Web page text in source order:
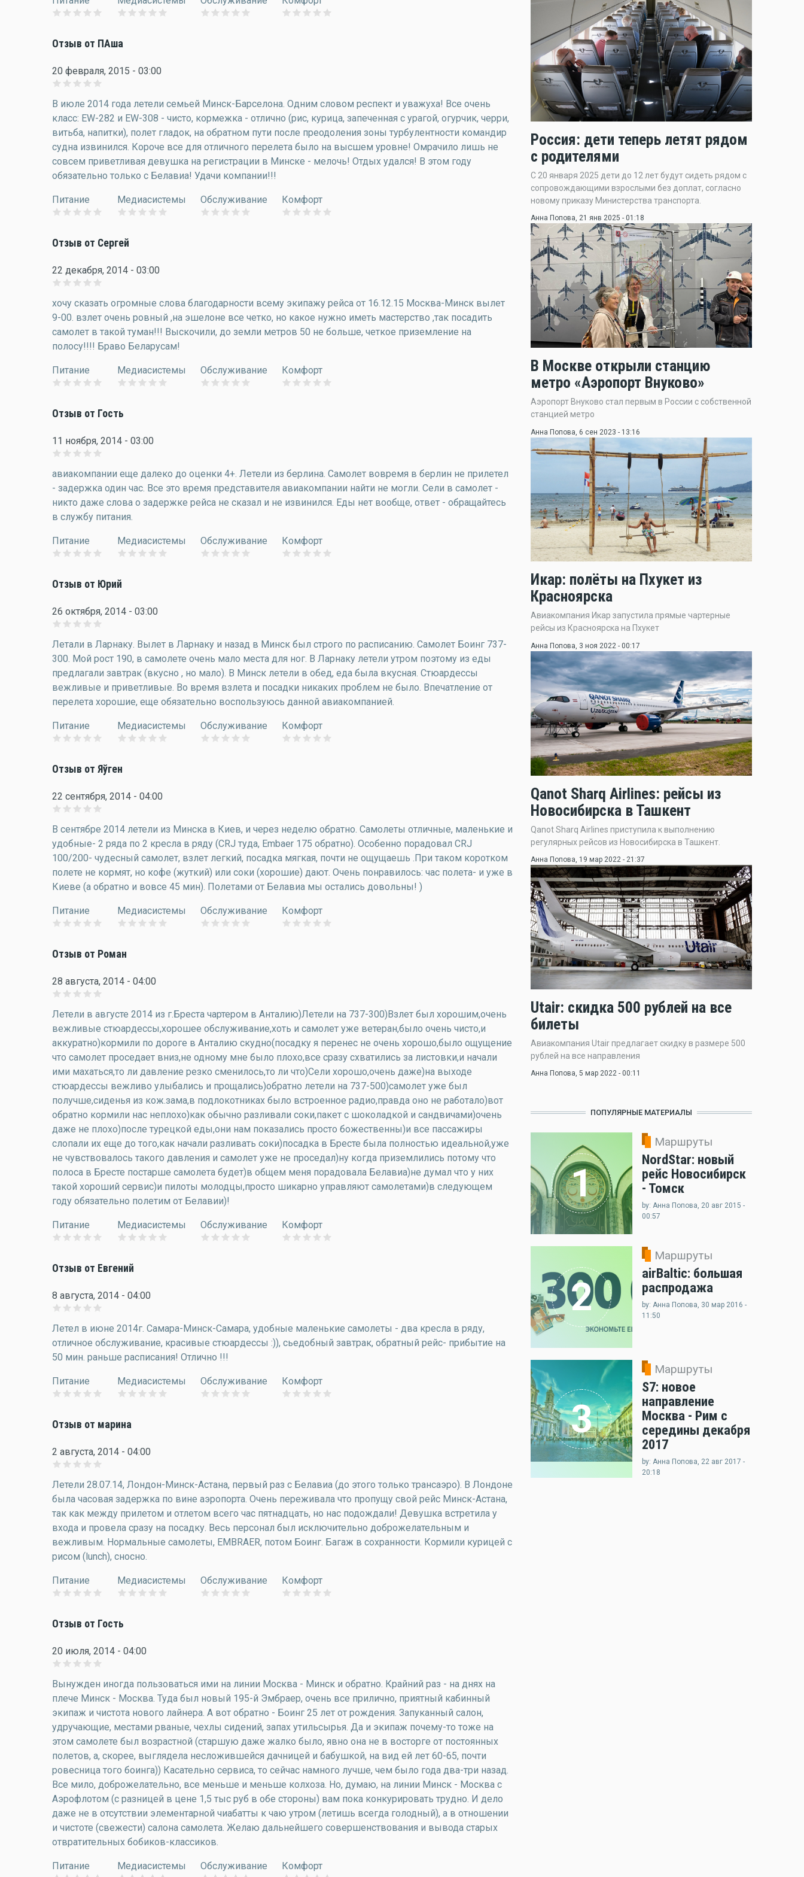
Отзыв от ПАша
20 февраля, 2015 - 03:00
В июле 2014 года летели семьей Минск-Барселона. Одним словом респект и уважуха! Все очень
класс: EW-282 и EW-308 - чисто, кормежка - отлично (рис, курица, запеченная с урагой, огурчик, черри,
витьба, напитки), полет гладок, на обратном пути после преодоления зоны турбулентности командир
судна извинился. Короче все для отличного перелета было на высшем уровне! Омрачило лишь не
совсем приветливая девушка на регистрации в Минске - мелочь! Отдых удался! В этом году
обязательно только с Белавиа! Удачи компании!!!
Питание Медиасистемы Обслуживание Комфорт
Отзыв от Сергей
22 декабря, 2014 - 03:00
хочу сказать огромные слова благодарности всему экипажу рейса от 16.12.15 Москва-Минск вылет
9-00. взлет очень ровный ,на эшелоне все четко, но какое нужно иметь мастерство ,так посадить
самолет в такой туман!!! Выскочили, до земли метров 50 не больше, четкое приземление на
полосу!!!! Браво Беларусам!
Питание Медиасистемы Обслуживание Комфорт
Отзыв от Гость
11 ноября, 2014 - 03:00
авиакомпании еще далеко до оценки 4+. Летели из берлина. Самолет вовремя в берлин не прилетел
- задержка один час. Все это время представителя авиакомпании найти не могли. Сели в самолет -
никто даже слова о задержке рейса не сказал и не извинился. Еды нет вообще, ответ - обращайтесь
в службу питания.
Питание Медиасистемы Обслуживание Комфорт
Отзыв от Юрий
26 октября, 2014 - 03:00
Летали в Ларнаку. Вылет в Ларнаку и назад в Минск был строго по расписанию. Самолет Боинг 737-
300. Мой рост 190, в самолете очень мало места для ног. В Ларнаку летели утром поэтому из еды
предлагали завтрак (вкусно , но мало). В Минск летели в обед, еда была вкусная. Стюардессы
вежливые и приветливые. Во время взлета и посадки никаких проблем не было. Впечатление от
перелета хорошие, еще обязательно воспользуюсь данной авиакомпанией.
Питание Медиасистемы Обслуживание Комфорт
Отзыв от Яўген
22 сентября, 2014 - 04:00
В сентябре 2014 летели из Минска в Киев, и через неделю обратно. Самолеты отличные, маленькие и
удобные- 2 ряда по 2 кресла в ряду (CRJ туда, Embaer 175 обратно). Особенно порадовал CRJ
100/200- чудесный самолет, взлет легкий, посадка мягкая, почти не ощущаешь .При таком коротком
полете не кормят, но кофе (жуткий) или соки (хорошие) дают. Очень понравилось: час полета- и уже в
Киеве (а обратно и вовсе 45 мин). Полетами от Белавиа мы остались довольны! )
Питание Медиасистемы Обслуживание Комфорт
Отзыв от Роман
28 августа, 2014 - 04:00
Летели в августе 2014 из г.Бреста чартером в Анталию)Летели на 737-300)Взлет был хорошим,очень
вежливые стюардессы,хорошее обслуживание,хоть и самолет уже ветеран,было очень чисто,и
аккуратно)кормили по дороге в Анталию скудно(посадку я перенес не очень хорошо,было ощущение
что самолет проседает вниз,не одному мне было плохо,все сразу схватились за листовки,и начали
ими махаться,то ли давление резко сменилось,то ли что)Сели хорошо,очень даже)на выходе
стюардессы вежливо улыбались и прощались)обратно летели на 737-500)самолет уже был
получше,сиденья из кож.зама,в подлокотниках было встроенное радио,правда оно не работало)вот
обратно кормили нас неплохо)как обычно разливали соки,пакет с шоколадкой и сандвичами)очень
даже не плохо)после турецкой еды,они нам показались просто божественны)и все пассажиры
слопали их еще до того,как начали разливать соки)посадка в Бресте была полностью идеальной,уже
не чувствовалось такого давления и самолет уже не проседал)ну когда приземлились потому что
полоса в Бресте постарше самолета будет)в общем меня порадовала Белавиа)не думал что у них
такой хороший сервис)и пилоты молодцы,просто шикарно управляют самолетами)в следующем
году обязательно полетим от Белавии)!
Питание Медиасистемы Обслуживание Комфорт
Отзыв от Евгений
8 августа, 2014 - 04:00
Летел в июне 2014г. Самара-Минск-Самара, удобные маленькие самолеты - два кресла в ряду,
отличное обслуживание, красивые стюардессы :)), сьедобный завтрак, обратный рейс- прибытие на
50 мин. раньше расписания! Отлично !!!
Питание Медиасистемы Обслуживание Комфорт
Отзыв от марина
2 августа, 2014 - 04:00
Летели 28.07.14, Лондон-Минск-Астана, первый раз с Белавиа (до этого только трансаэро). В Лондоне
была часовая задержка по вине аэропорта. Очень переживала что пропущу свой рейс Минск-Астана,
так как между прилетом и отлетом всего час пятнадцать, но нас подождали! Девушка встретила у
входа и провела сразу на посадку. Весь персонал был исключительно доброжелательным и
вежливым. Нормальные самолеты, EMBRAER, потом Боинг. Багаж в сохранности. Кормили курицей с
рисом (lunch), сносно.
Питание Медиасистемы Обслуживание Комфорт
Отзыв от Гость
20 июля, 2014 - 04:00
Вынужден иногда пользоваться ими на линии Москва - Минск и обратно. Крайний раз - на днях на
плече Минск - Москва. Туда был новый 195-й Эмбраер, очень все прилично, приятный кабинный
экипаж и чистота нового лайнера. А вот обратно - Боинг 25 лет от рождения. Запуканный салон,
удручающие, местами рваные, чехлы сидений, запах утильсырья. Да и экипаж почему-то тоже на
этом самолете был возрастной (старшую даже жалко было, явно она не в восторге от постоянных
полетов, а, скорее, выглядела несложившейся дачницей и бабушкой, на вид ей лет 60-65, почти
ровесница того боинга)) Касательно сервиса, то сейчас намного лучше, чем было года два-три назад.
Все мило, доброжелательно, все меньше и меньше колхоза. Но, думаю, на линии Минск - Москва с
Аэрофлотом (с разницей в цене 1,5 тыс руб в обе стороны) вам пока конкурировать трудно. И дело
даже не в отсутствии элементарной чиабатты к чаю утром (летишь всегда голодный), а в отношении
и чистоте (свежести) салона самолета. Желаю дальнейшего совершенствования и вывода старых
отвратительных бобиков-классиков.
Питание Медиасистемы Обслуживание Комфорт
Россия: дети теперь летят рядом
с родителями
С 20 января 2025 дети до 12 лет будут сидеть рядом с
сопровождающими взрослыми без доплат, согласно
новому приказу Министерства транспорта.
Анна Попова, 21 янв 2025 - 01:18
В Москве открыли станцию
метро «Аэропорт Внуково»
Аэропорт Внуково стал первым в России с собственной
станцией метро
Анна Попова , 6 сен 2023 - 13:16
Икар: полёты на Пхукет из
Красноярска
Авиакомпания Икар запустила прямые чартерные
рейсы из Красноярска на Пхукет
Анна Попова, 3 ноя 2022 - 00:17
Qanot Sharq Airlines: рейсы из
Новосибирска в Ташкент
Qanot Sharq Airlines приступила к выполнению
регулярных рейсов из Новосибирска в Ташкент.
Анна Попова, 19 мар 2022 - 21:37
Utair: скидка 500 рублей на все
билеты
Авиакомпания Utair предлагает скидку в размере 500
рублей на все направления
Анна Попова, 5 мар 2022 - 00:11
ПОПУЛЯРНЫЕ МАТЕРИАЛЫ
1
Маршруты
NordStar: новый
рейс Новосибирск
- Томск
by: Анна Попова, 20 авг 2015 -
00:57
2
Маршруты
airBaltic: большая
распродажа
by: Анна Попова, 30 мар 2016 -
11:50
3
Маршруты
S7: новое
направление
Москва - Рим с
середины декабря
2017
by: Анна Попова, 22 авг 2017 -
20:18